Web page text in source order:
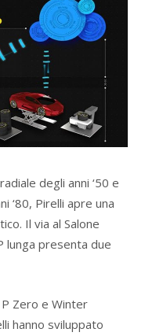
degli anni ‘50 e
‘80, Pirelli apre una
Il via al Salone
lunga presenta due
P Zero e Winter
hanno sviluppato